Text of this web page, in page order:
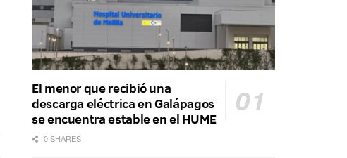
El menor que recibió una
descarga eléctrica en Galápagos
se encuentra estable en el HUME
0 SHARES